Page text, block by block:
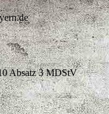
Absatz 3 MDStV